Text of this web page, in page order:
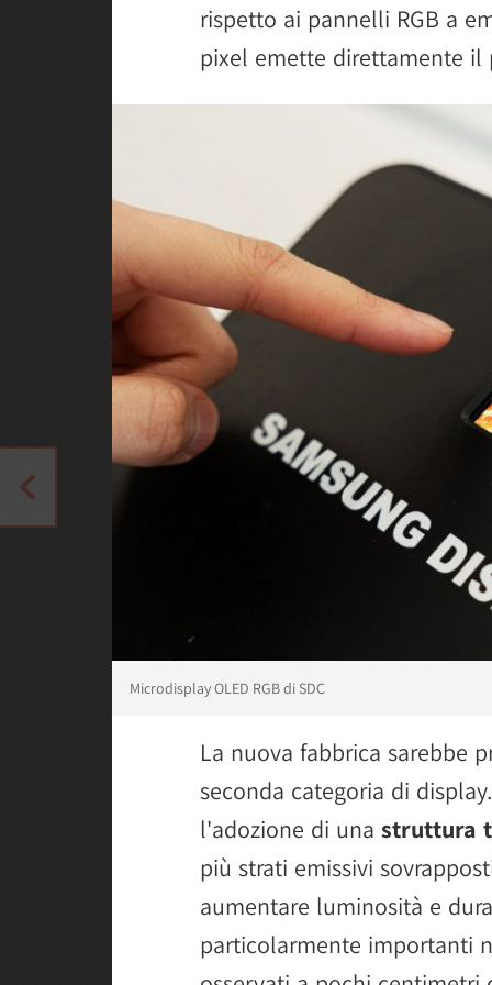
rispetto ai pannelli RGB a
pixel emette direttamente il
Microdisplay OLED RGB di SDC
La nuova fabbrica sarebbe
seconda categoria di
l'adozione di una struttura
più strati emissivi
aumentare luminosità e
particolarmente importanti